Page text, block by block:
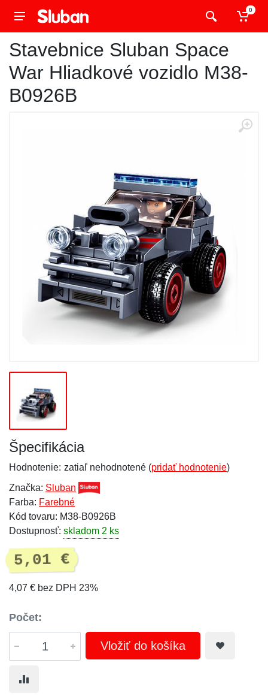
0
Stavebnice Sluban Space
War Hliadkové vozidlo M38-
B0926B
Špecifikácia
Hodnotenie: zatiaľ nehodnotené (pridať hodnotenie)
Značka: Sluban
Farba: Farebné
Kód tovaru: M38-B0926B
Dostupnosť: skladom 2 ks
5,01 €
4,07 € bez DPH 23%
Počet:
Vložiť do košíka